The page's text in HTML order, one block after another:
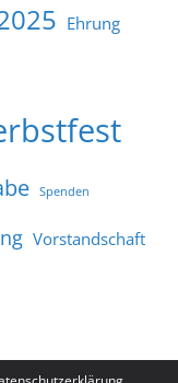
Ehrung
Spenden
Vorstandschaft